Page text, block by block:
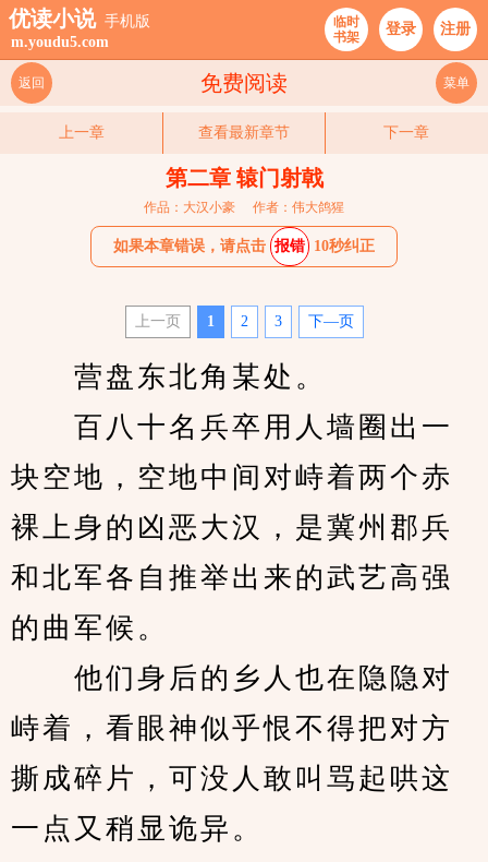
优读小说 手机版
m.youdu5.com
临时
书架
登录 注册
免费阅读
返回 菜单
上一章 查看最新章节 下一章
第二章 辕门射戟
作品：大汉小豪 作者：伟大鸽猩
如果本章错误，请点击 报错 10秒纠正
上一页 1 2 3 下—页
营盘东北角某处。
百八十名兵卒用人墙圈出一
块空地，空地中间对峙着两个赤
裸上身的凶恶大汉，是冀州郡兵
和北军各自推举出来的武艺高强
的曲军候。
他们身后的乡人也在隐隐对
峙着，看眼神似乎恨不得把对方
撕成碎片，可没人敢叫骂起哄这
一点又稍显诡异。